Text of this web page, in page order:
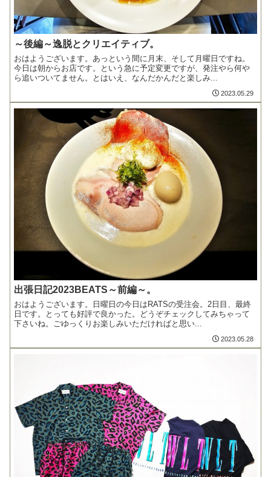
～後編～逸脱とクリエイティブ。
おはようございます。あっという間に月末、そして月曜日ですね。
今日は朝からお店です。という急に予定変更ですが、発注やら何や
ら追いついてません。とはいえ、なんだかんだと楽しみ...
2023.05.29
出張日記2023BEATS～前編～。
おはようございます。日曜日の今日はRATSの受注会。2日目、最終
日です。とっても好評で良かった。どうぞチェックしてみちゃって
下さいね。ごゆっくりお楽しみいただければと思い...
2023.05.28